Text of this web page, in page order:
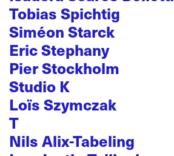
Tobias Spichtig
Siméon Starck
Eric Stephany
Pier Stockholm
Studio K
Loïs Szymczak
T
Nils Alix-Tabeling